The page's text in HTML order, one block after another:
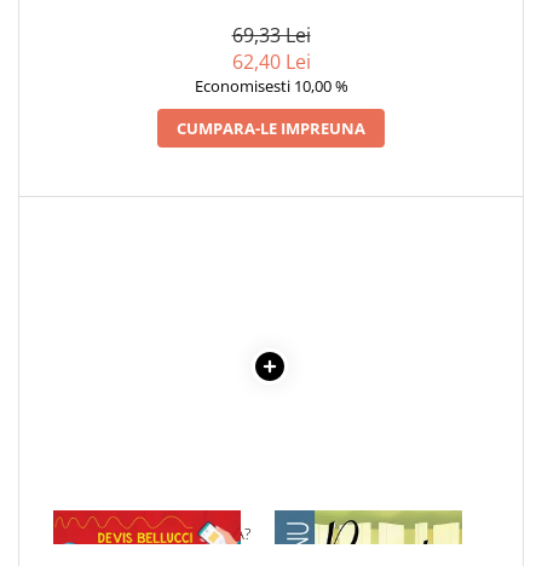
69,33 Lei
62,40 Lei
Economisesti 10,00 %
CUMPARA-LE IMPREUNA
1 x DE CE NU IA FOC APA? 1 x RECREATIA MARE